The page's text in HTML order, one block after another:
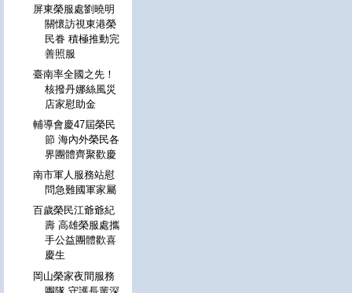
屏東榮服處劉曉明
關懷訪視東港榮
民眷 積極推動完
善照服
臺南率全國之先！
核撥丹娜絲風災
店家慰助金
輔導會慶47屆榮民
節 海內外榮民各
界團體齊聚歡慶
南市軍人服務站慰
問急難國軍家屬
百歲榮民江爺爺紀
壽 高雄榮服處攜
手公益團體歡喜
慶生
岡山榮家夜間服務